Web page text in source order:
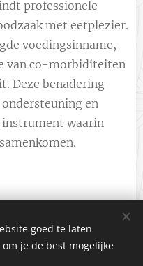
professionele
met eetplezier.
voedingsinname,
van co-morbiditeiten
Deze benadering
en
instrument waarin
goed te laten
je de best mogelijke